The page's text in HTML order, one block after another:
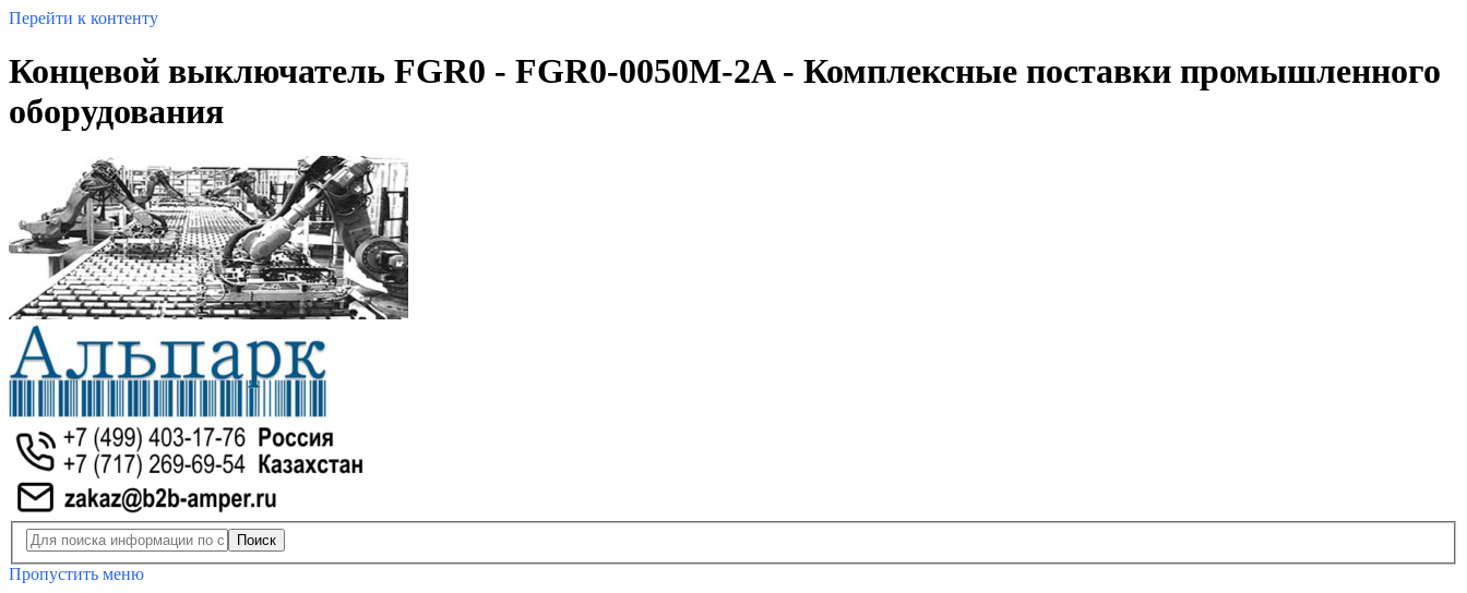
Перейти к контенту
Концевой выключатель FGR0 - FGR0-0050M-2A - Комплексные поставки промышленного
оборудования
Поиск
Пропустить меню